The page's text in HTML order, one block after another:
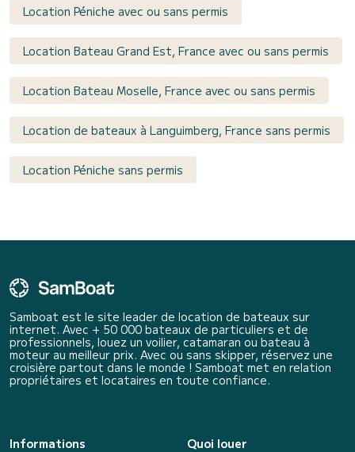
Location Péniche avec ou sans permis
Location Bateau Grand Est, France avec ou sans permis
Location Bateau Moselle, France avec ou sans permis
Location de bateaux à Languimberg, France sans permis
Location Péniche sans permis
Samboat est le site leader de location de bateaux sur
internet. Avec + 50 000 bateaux de particuliers et de
professionnels, louez un voilier, catamaran ou bateau à
moteur au meilleur prix. Avec ou sans skipper, réservez une
croisière partout dans le monde ! Samboat met en relation
propriétaires et locataires en toute confiance.
Informations
Quoi louer